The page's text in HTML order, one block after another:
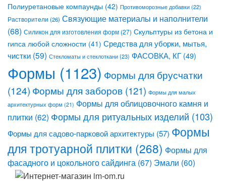
Полиуретановые компаунды (42) Противоморозные добавки (22)
Растворители (26) Связующие материалы и наполнители
(68) Силикон для изготовления форм(27) Скульптуры из бетона и
гипса любой сложности (41) Средства для уборки, мытья,
чистки (59) Стекломаты и стеклоткани(23) ФАСОВКА, КГ (49)
Формы (1123) Формы для брусчатки
(124) Формы для заборов (121) Формы для малых
архитектурных форм (21) Формы для облицовочного камня и
плитки (62) Формы для ритуальных изделий (103)
Формы для садово-парковой архитектуры (57) Формы
для тротуарной плитки (268) Формы для
фасадного и цокольного сайдинга (67) Эмали (60)